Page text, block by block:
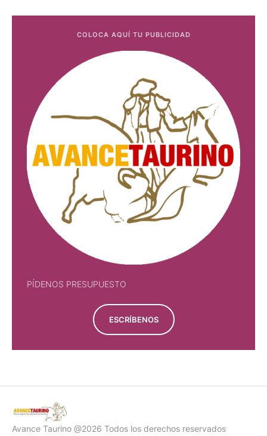
COLOCA AQUÍ TU PUBLICIDAD
PÍDENOS PRESUPUESTO
ESCRÍBENOS
Avance Taurino @2026 Todos los derechos reservados